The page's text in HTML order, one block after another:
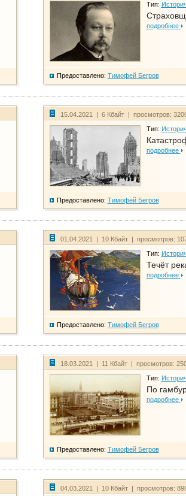
Тип:
подробнее
Предоставлено: Тимофей Бегров
15.04.2021 | 6 Кбайт | просмотров:
Тип:
подробнее
Предоставлено: Тимофей Бегров
01.04.2021 | 10 Кбайт | просмотров:
Тип:
Течёт
подробнее
Предоставлено: Тимофей Бегров
18.03.2021 | 11 Кбайт | просмотров:
Тип:
По
подробнее
Предоставлено: Тимофей Бегров
04.03.2021 | 10 Кбайт | просмотров: